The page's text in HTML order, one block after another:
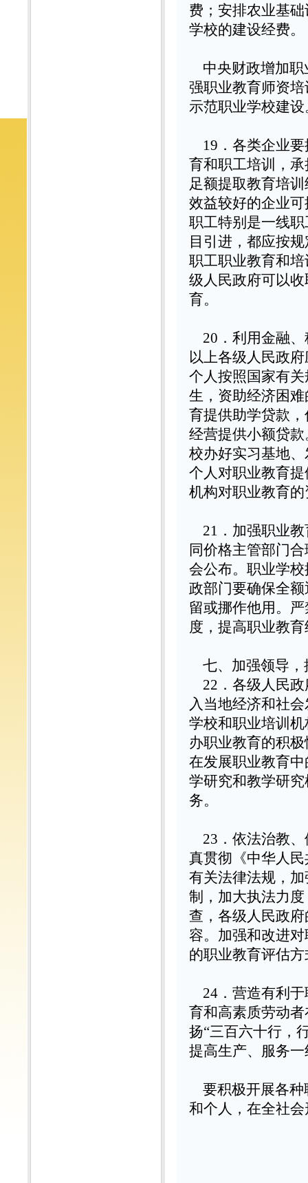
费；安排农业基
学校的建设经费。
中央财政增加
强职业教育师资
示范职业学校建
19 ．各类企业
育和职工培训，
足额提取教育培
效益较好的企业可
职工特别是一线
目引进，都应按
职工职业教育和
级人民政府可以
育。
20 ．利用金融
以上各级人民政
个人按照国家有
生，资助经济困
育提供助学贷款
经营提供小额贷
校办好实习基地
个人对职业教育
机构对职业教育
21 ．加强职业
同价格主管部门
会公布。职业学
政部门要确保全
留或挪作他用。
度，提高职业教
七、加强领导
22 ．各级人民
入当地经济和社
学校和职业培训
办职业教育的积
在发展职业教育
学研究和教学研
务。
23 ．依法治教
真贯彻《中华人
有关法律法规，
制，加大执法力
查，各级人民政
容。加强和改进
的职业教育评估方
24 ．营造有利
育和高素质劳动
扬“三百六十行，
提高生产、服务
要积极开展各
和个人，在全社